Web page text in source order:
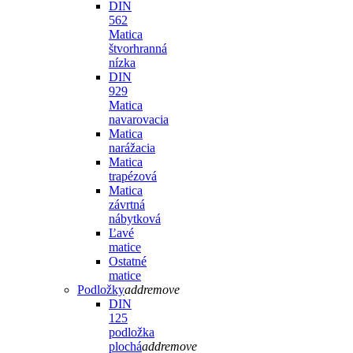
DIN
562
Matica
štvorhranná
nízka
DIN
929
Matica
navarovacia
Matica
narážacia
Matica
trapézová
Matica
závrtná
nábytková
Ľavé
matice
Ostatné
matice
Podložkyaddremove
DIN
125
podložka
plocháaddremove